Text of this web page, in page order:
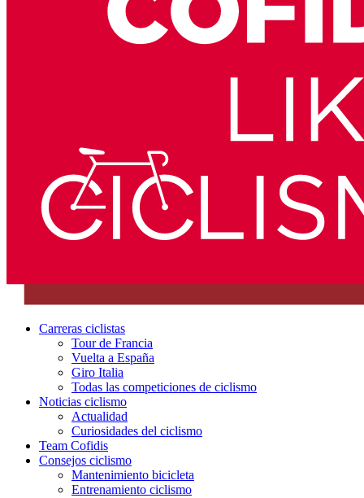
Carreras ciclistas
Tour de Francia
Vuelta a España
Giro Italia
Todas las competiciones de ciclismo
Noticias ciclismo
Actualidad
Curiosidades del ciclismo
Team Cofidis
Consejos ciclismo
Mantenimiento bicicleta
Entrenamiento ciclismo